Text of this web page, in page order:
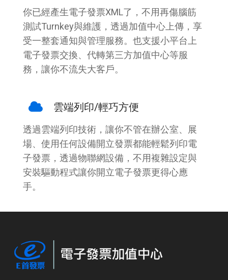
你已經產生電子發票XML了，不用再傷腦筋
測試Turnkey與維護，透過加值中心上傳，享
受一整套通知與管理服務。也支援小平台上
電子發票交換、代轉第三方加值中心等服
務，讓你不流失大客戶。
雲端列印/輕巧方便
透過雲端列印技術，讓你不管在辦公室、展
場、使用任何設備開立發票都能輕鬆列印電
子發票，透過物聯網設備，不用複雜設定與
安裝驅動程式讓你開立電子發票更得心應
手。